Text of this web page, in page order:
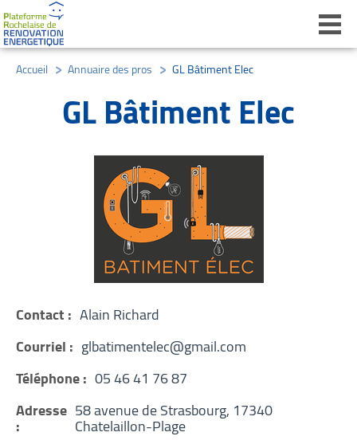
Accueil Annuaire des pros GL Bâtiment Elec
GL Bâtiment Elec
Contact : Alain Richard
Courriel : glbatimentelec@gmail.com
Téléphone : 05 46 41 76 87
Adresse
:
58 avenue de Strasbourg, 17340
Chatelaillon-Plage